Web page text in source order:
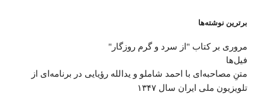
برترین نوشته‌ها
مروری بر کتاب "از سرد و گرم روزگار"
فیل‌ها
متنِ‌ مصاحبه‌ای با احمد شاملو و یدالله رؤیایی در برنامه‌ای از
تلویزیون ملی ایران سال ۱۳۴۷